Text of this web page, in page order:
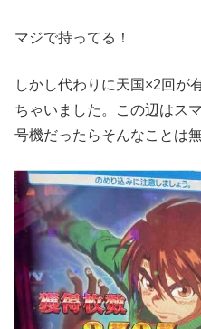
マジで持ってる！
しかし代わりに天国×2回が
ちゃいました。この辺はス
号機だったらそんなことは